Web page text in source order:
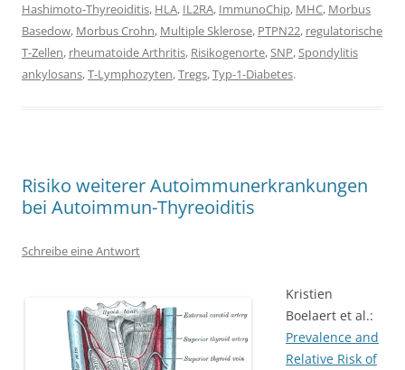
Hashimoto-Thyreoiditis, HLA, IL2RA, ImmunoChip, MHC, Morbus
Basedow, Morbus Crohn, Multiple Sklerose, PTPN22, regulatorische
T-Zellen, rheumatoide Arthritis, Risikogenorte,SNP,Spondylitis
ankylosans,T-Lymphozyten,Tregs,Typ-1-Diabetes.
Risiko weiterer Autoimmunerkrankungen
bei Autoimmun-Thyreoiditis
Schreibe eine Antwort
Kristien
Boelaert et al.:
Prevalence and
Relative Risk of